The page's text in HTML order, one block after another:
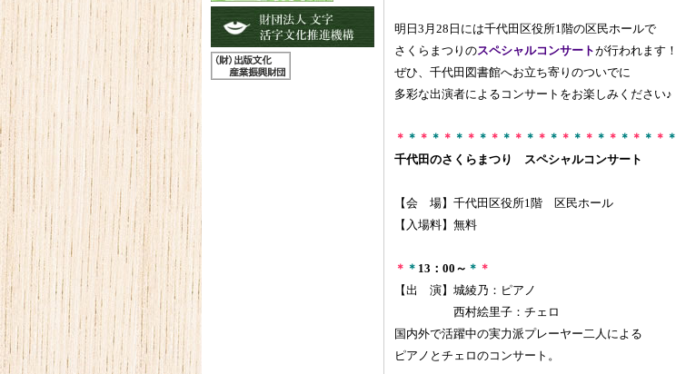
明日3月28日には千代田区役所1階の区民ホールで
さくらまつりのスペシャルコンサートが行われます！
ぜひ、千代田図書館へお立ち寄りのついでに
多彩な出演者によるコンサートをお楽しみください♪
＊ ＊ ＊ ＊ ＊ ＊ ＊ ＊ ＊ ＊ ＊ ＊ ＊ ＊ ＊ ＊ ＊ ＊ ＊ ＊ ＊ ＊ ＊ ＊
千代田のさくらまつり スペシャルコンサート
【会 場】千代田区役所1階 区民ホール
【入場料】無料
＊ ＊ 13 ：00 ～ ＊ ＊
【出 演】城綾乃：ピアノ
西村絵里子：チェロ
国内外で活躍中の実力派プレーヤー二人による
ピアノとチェロのコンサート。